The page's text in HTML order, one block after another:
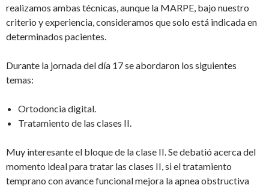
realizamos ambas técnicas, aunque la MARPE, bajo nuestro
criterio y experiencia, consideramos que solo está indicada en
determinados pacientes.
Durante la jornada del día 17 se abordaron los siguientes
temas:
Ortodoncia digital.
Tratamiento de las clases II.
Muy interesante el bloque de la clase II. Se debatió acerca del
momento ideal para tratar las clases II, si el tratamiento
temprano con avance funcional mejora la apnea obstructiva